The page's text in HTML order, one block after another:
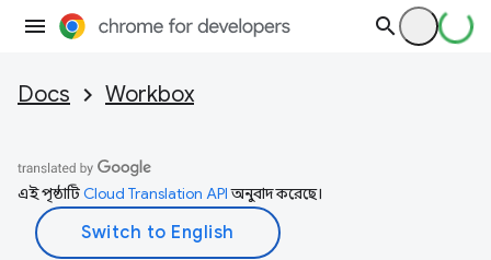
Docs Workbox
এই পৃষ্ঠাটিCloud Translation APIঅনুবাদ করেছে।